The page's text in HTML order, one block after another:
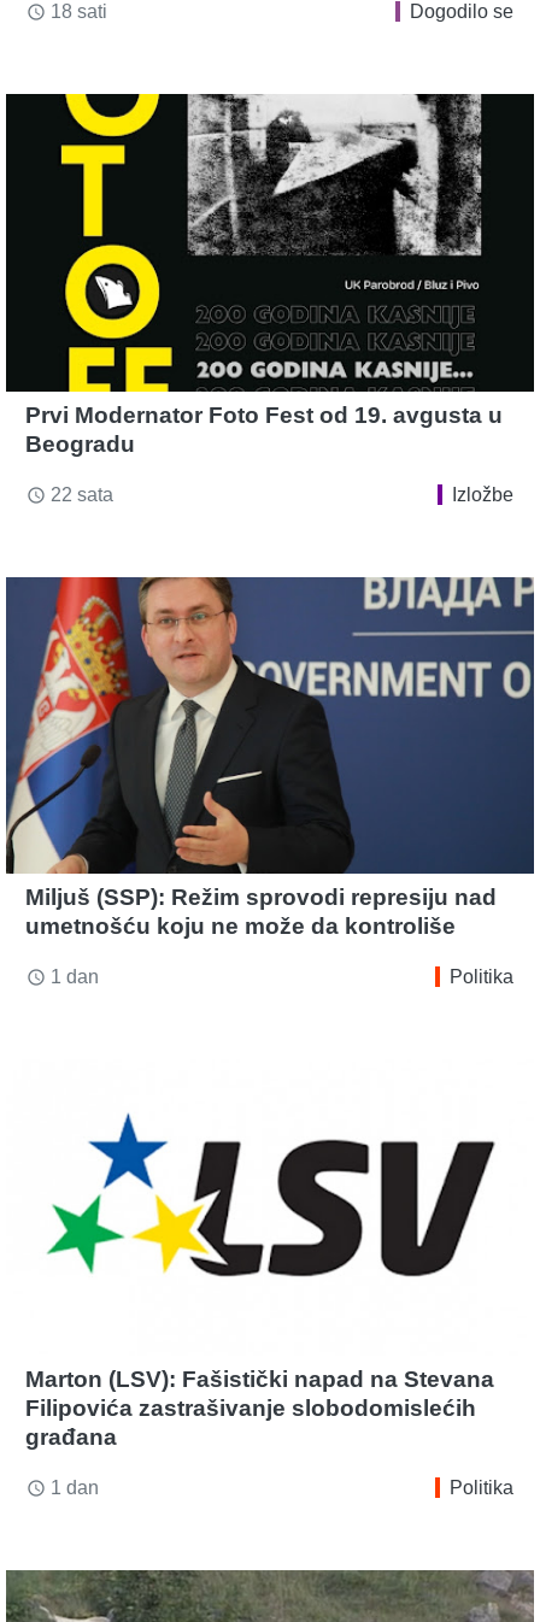
access_time 18 sati Dogodilo se
Prvi Modernator Foto Fest od 19. avgusta u
Beogradu
access_time 22 sata Izložbe
Miljuš (SSP): Režim sprovodi represiju nad
umetnošću koju ne može da kontroliše
access_time 1 dan Politika
Marton (LSV): Fašistički napad na Stevana
Filipovića zastrašivanje slobodomislećih
građana
access_time 1 dan Politika